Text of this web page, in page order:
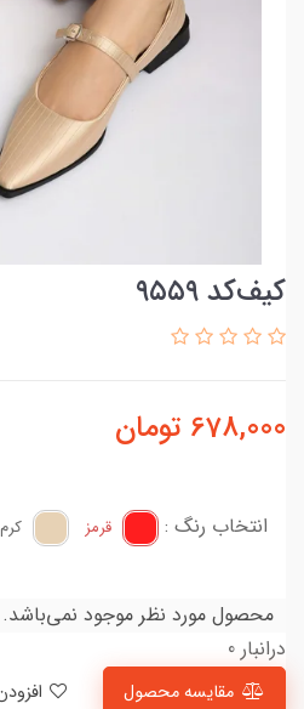
کیف‌کد ۹۵۵۹
678,000 تومان
انتخاب رنگ : قرمز کرم
محصول مورد نظر موجود نمی‌باشد.
درانبار 0
مقایسه محصول